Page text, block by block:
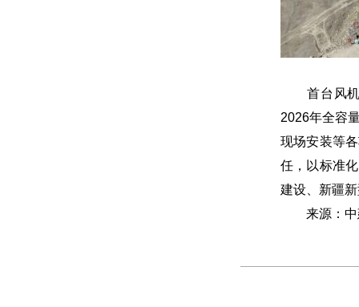
首台风机
2026年全容
现场安装等
任，以标准
建设、新疆
来源：中